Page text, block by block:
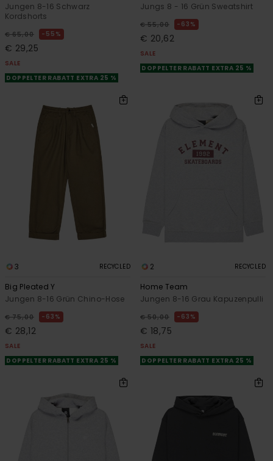
Jungen 8-16 Schwarz
Kordshorts
€ 65,00 55%
€ 29,25
SALE
DOPPELTER RABATT EXTRA 25 %
Jungs 8 - 16 Grün Sweatshirt
€ 55,00 63%
€ 20,62
SALE
DOPPELTER RABATT EXTRA 25 %
3 RECYCLED
Big Pleated Y
Jungen 8-16 Grün Chino-Hose
€ 75,00 63%
€ 28,12
SALE
DOPPELTER RABATT EXTRA 25 %
2 RECYCLED
Home Team
Jungen 8-16 Grau Kapuzenpulli
€ 50,00 63%
€ 18,75
SALE
DOPPELTER RABATT EXTRA 25 %